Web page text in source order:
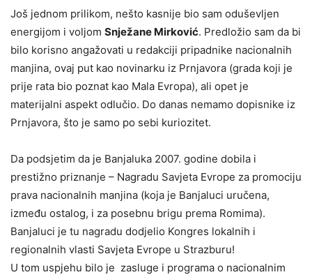
Još jednom prilikom, nešto kasnije bio sam oduševljen
energijom i voljom Snježane Mirković. Predložio sam da bi
bilo korisno angažovati u redakciji pripadnike nacionalnih
manjina, ovaj put kao novinarku iz Prnjavora (grada koji je
prije rata bio poznat kao Mala Evropa), ali opet je
materijalni aspekt odlučio. Do danas nemamo dopisnike iz
Prnjavora, što je samo po sebi kuriozitet.
Da podsjetim da je Banjaluka 2007. godine dobila i
prestižno priznanje – Nagradu Savjeta Evrope za promociju
prava nacionalnih manjina (koja je Banjaluci uručena,
između ostalog, i za posebnu brigu prema Romima).
Banjaluci je tu nagradu dodjelio Kongres lokalnih i
regionalnih vlasti Savjeta Evrope u Strazburu!
U tom uspjehu bilo je zasluge i programa o nacionalnim